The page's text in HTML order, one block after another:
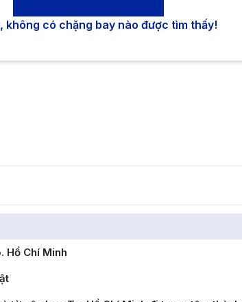
không có chặng bay nào được tìm thấy!
Hồ Chí Minh